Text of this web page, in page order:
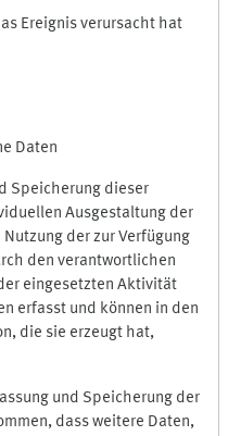
Ereignis verursacht hat
Daten
Speicherung dieser
Ausgestaltung der
der zur Verfügung
den verantwortlichen
eingesetzten Aktivität
erfasst und können in den
die sie erzeugt hat,
und Speicherung der
dass weitere Daten,